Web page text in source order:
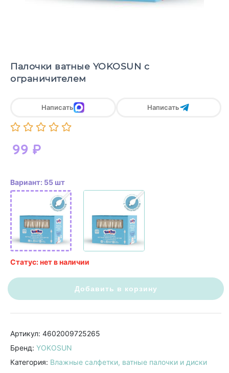
Палочки ватные YOKOSUN с
ограничителем
99 ₽
Написать Написать
Вариант: 55 шт
Статус: нет в наличии
Добавить в корзину
Артикул: 4602009725265
Бренд: YOKOSUN
Категория: Влажные салфетки, ватные палочки и диски